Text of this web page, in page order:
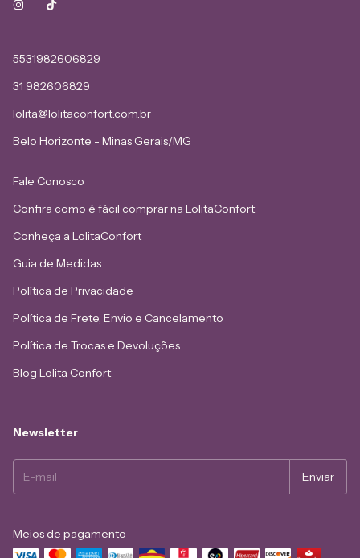
5531982606829
31 982606829
lolita@lolitaconfort.com.br
Belo Horizonte - Minas Gerais/MG
Fale Conosco
Confira como é fácil comprar na LolitaConfort
Conheça a LolitaConfort
Guia de Medidas
Política de Privacidade
Política de Frete, Envio e Cancelamento
Política de Trocas e Devoluções
Blog Lolita Confort
Newsletter
Meios de pagamento